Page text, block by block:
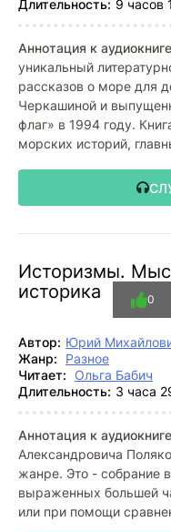
Длительность: 9 часов
Аннотация к
уникальный
рассказов о море для
Черкашиной и
флаг» в 1994 году.
морских историй,
Историзмы.
историка
0
Автор: Юрий
Жанр:
Разное
Читает: Ольга Бабич
Длительность: 3 часа
Аннотация к
Александровича
жанре. Это - собрание
выраженных большей
или при помощи